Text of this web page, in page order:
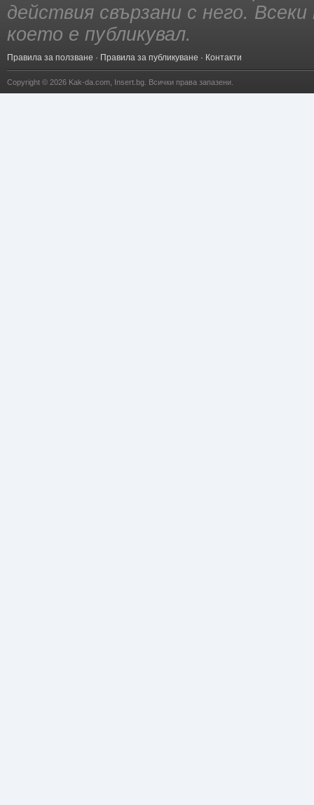
действия свързани с него.
което е публикувал.
Правила за ползване · Правила за публикуване · Контакти
Copyright © 2026 Kak-da.com Insert.bg . Всички права запазени.